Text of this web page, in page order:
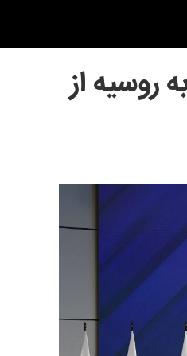
روسیه از